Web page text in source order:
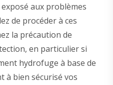
aux problèmes
de procéder à ces
la précaution de
en particulier si
hydrofuge à base de
à bien sécurisé vos